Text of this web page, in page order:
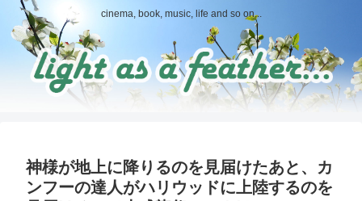
cinema, book, music, life and so on...
神様が地上に降りるのを見届けたあと、カ
ンフーの達人がハリウッドに上陸するのを